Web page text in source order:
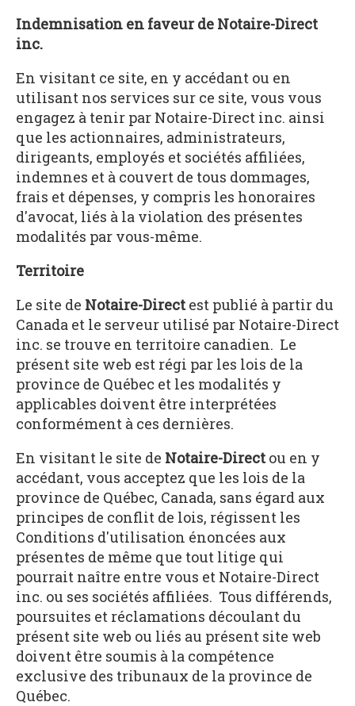
Indemnisation en faveur de Notaire-Direct
inc.
En visitant ce site, en y accédant ou en
utilisant nos services sur ce site, vous vous
engagez à tenir par Notaire-Direct inc. ainsi
que les actionnaires, administrateurs,
dirigeants, employés et sociétés affiliées,
indemnes et à couvert de tous dommages,
frais et dépenses, y compris les honoraires
d'avocat, liés à la violation des présentes
modalités par vous-même.
Territoire
Le site de Notaire-Directest publié à partir du
Canada et le serveur utilisé par Notaire-Direct
inc. se trouve en territoire canadien. Le
présent site web est régi par les lois de la
province de Québec et les modalités y
applicables doivent être interprétées
conformément à ces dernières.
En visitant le site de Notaire-Directou en y
accédant, vous acceptez que les lois de la
province de Québec, Canada, sans égard aux
principes de conflit de lois, régissent les
Conditions d'utilisation énoncées aux
présentes de même que tout litige qui
pourrait naître entre vous et Notaire-Direct
inc. ou ses sociétés affiliées. Tous différends,
poursuites et réclamations découlant du
présent site web ou liés au présent site web
doivent être soumis à la compétence
exclusive des tribunaux de la province de
Québec.